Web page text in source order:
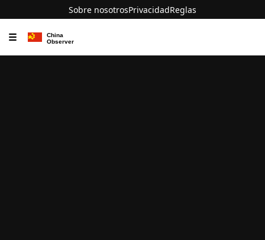
Sobre nosotrosPrivacidadReglas
☰